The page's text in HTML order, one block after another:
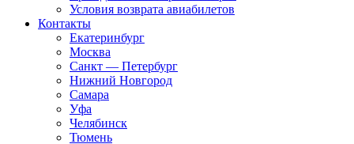
Условия возврата авиабилетов
Контакты
Екатеринбург
Москва
Санкт — Петербург
Нижний Новгород
Самара
Уфа
Челябинск
Тюмень